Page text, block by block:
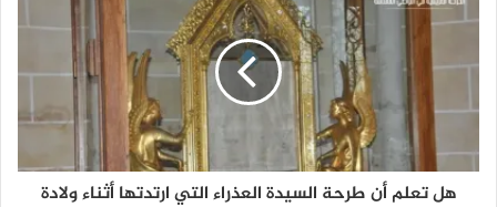
هل تعلم أن طرحة السيدة العذراء التي ارتدتها أثناء ولادة